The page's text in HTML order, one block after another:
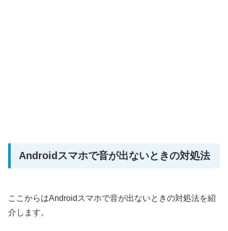
Androidスマホで音が出ないときの対処法
ここからはAndroidスマホで音が出ないときの対処法を紹
介します。